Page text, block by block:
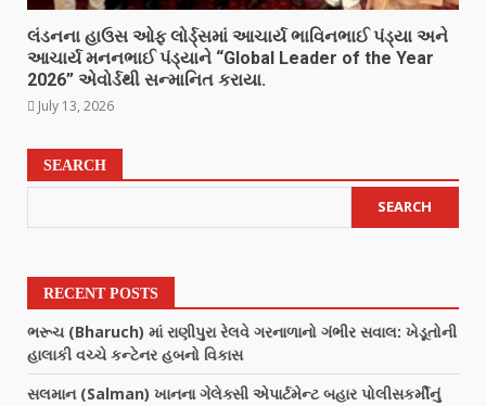
લંડનના હાઉસ ઓફ લોર્ડ્સમાં આચાર્ય ભાવિનભાઈ પંડ્યા અને
આચાર્ય મનનભાઈ પંડ્યાને “Global Leader of the Year
2026” એવોર્ડથી સન્માનિત કરાયા.
July 13, 2026
SEARCH
SEARCH
RECENT POSTS
ભરૂચ (Bharuch) માં રાણીપુરા રેલવે ગરનાળાનો ગંભીર સવાલ: ખેડૂતોની
હાલાકી વચ્ચે કન્ટેનર હબનો વિકાસ
સલમાન (Salman) ખાનના ગેલેક્સી એપાર્ટમેન્ટ બહાર પોલીસકર્મીનું